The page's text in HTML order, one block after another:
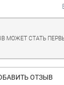
МОЖЕТ СТАТЬ
ОТЗЫВ